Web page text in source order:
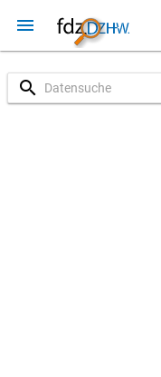
menu
search